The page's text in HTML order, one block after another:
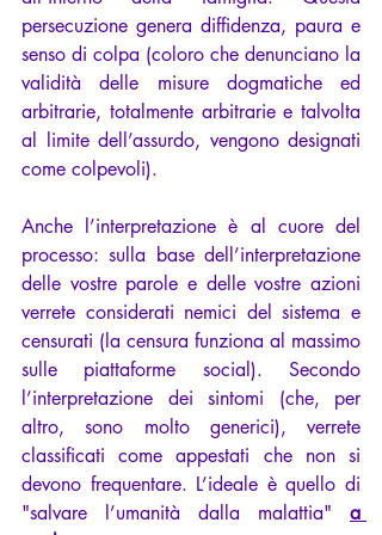
persecuzione genera diffidenza, paura e
senso di colpa (coloro che denunciano la
validità delle misure dogmatiche ed
arbitrarie, totalmente arbitrarie e talvolta
al limite dell’assurdo, vengono designati
come colpevoli).
Anche l’interpretazione è al cuore del
processo: sulla base dell’interpretazione
delle vostre parole e delle vostre azioni
verrete considerati nemici del sistema e
censurati (la censura funziona al massimo
sulle piattaforme social). Secondo
l’interpretazione dei sintomi (che, per
altro, sono molto generici), verrete
classificati come appestati che non si
devono frequentare. L’ideale è quello di
"salvare l’umanità dalla malattia" a